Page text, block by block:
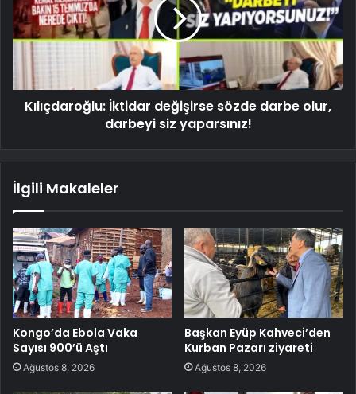
Kılıçdaroğlu: İktidar değişirse sözde darbe olur,
darbeyi siz yaparsınız!
İlgili Makaleler
Kongo’da Ebola Vaka
Sayısı 900’ü Aştı
Ağustos 8, 2026
Başkan Eyüp Kahveci’den
Kurban Pazarı ziyareti
Ağustos 8, 2026